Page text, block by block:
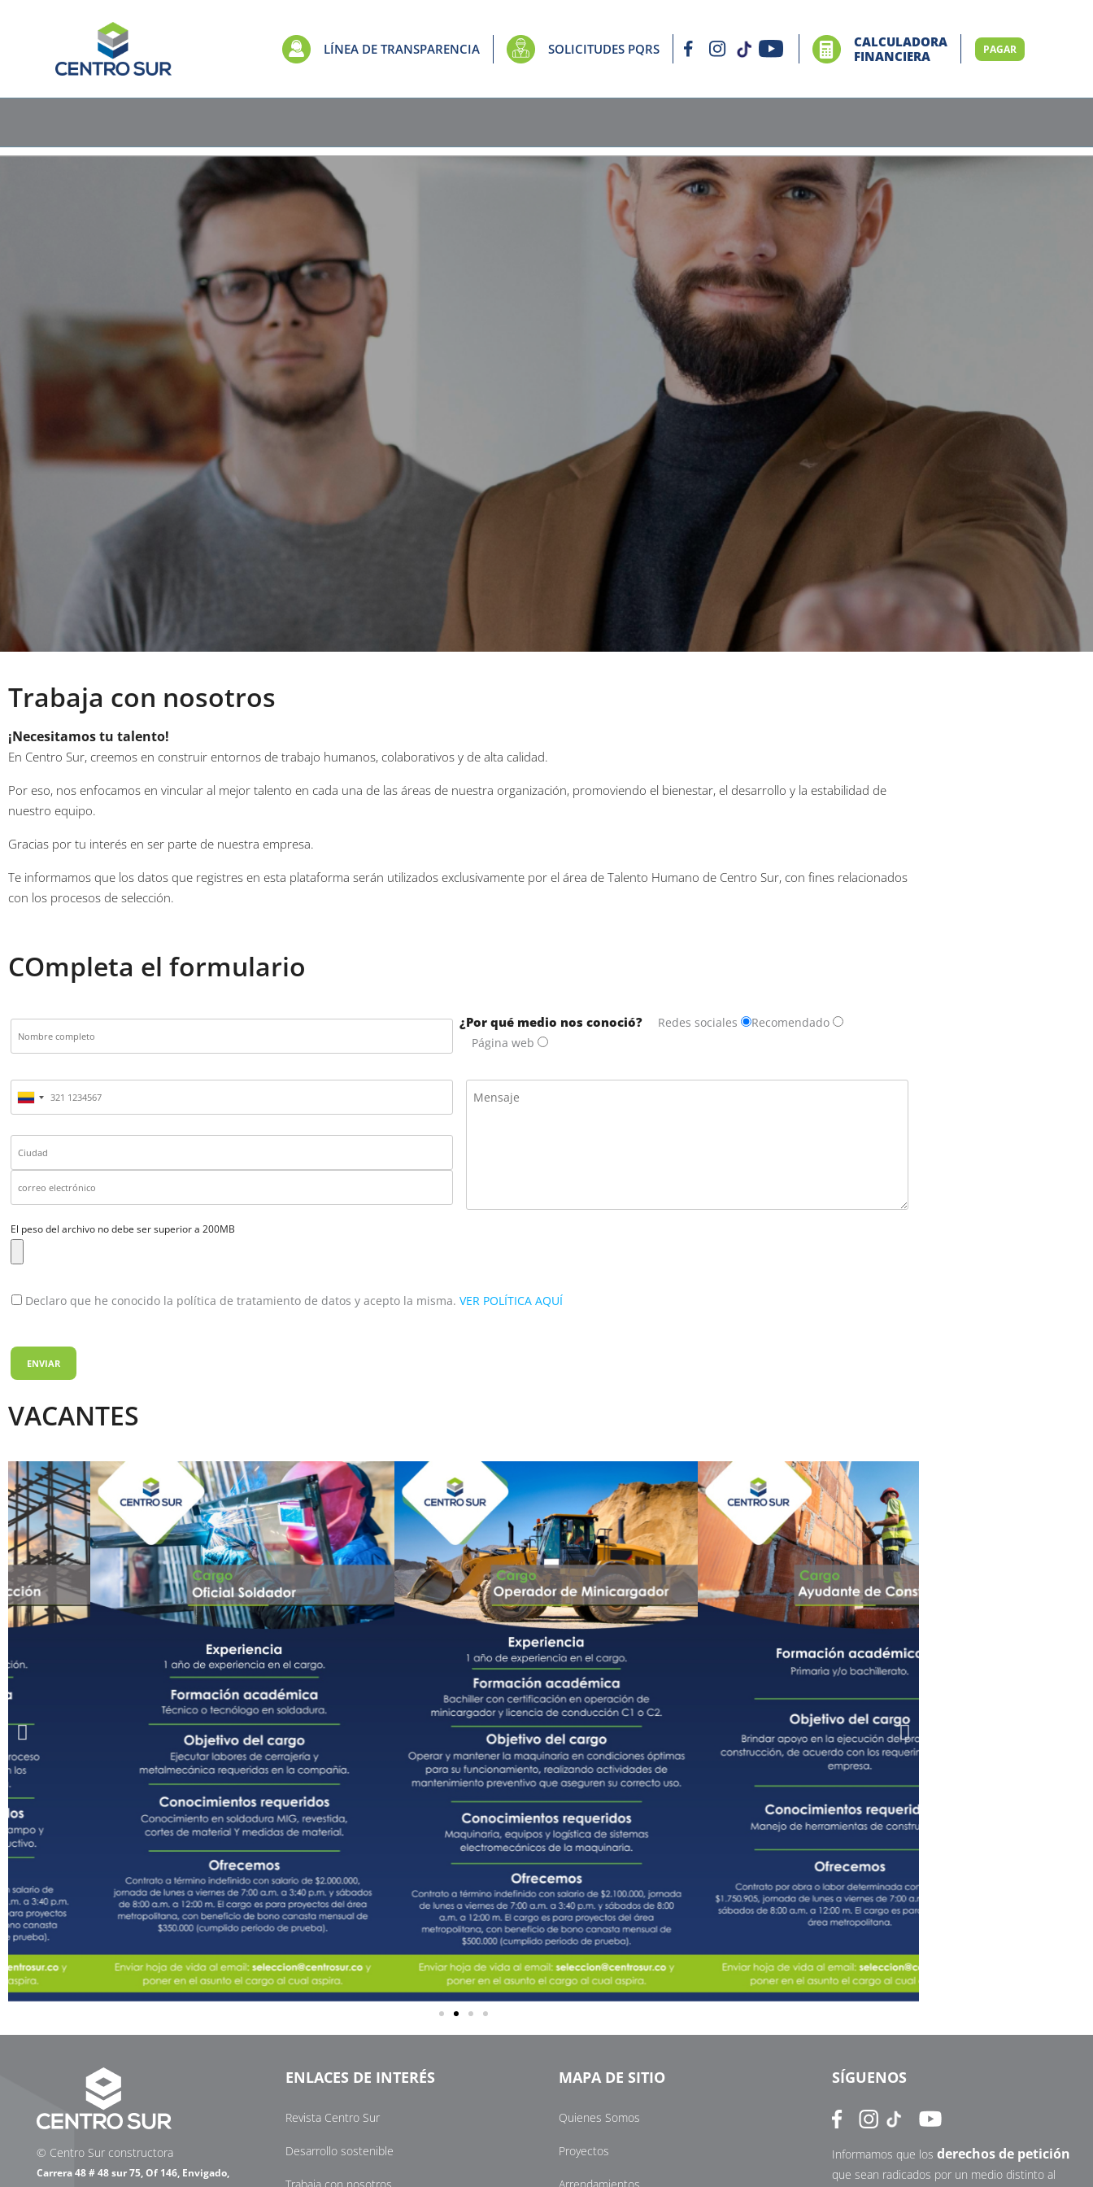
LÍNEA DE TRANSPARENCIA SOLICITUDES PQRS
CALCULADORA
FINANCIERA
PAGAR
Trabaja con nosotros
¡Necesitamos tu talento!
En Centro Sur, creemos en construir entornos de trabajo humanos, colaborativos y de alta calidad.
Por eso, nos enfocamos en vincular al mejor talento en cada una de las áreas de nuestra organización, promoviendo el bienestar, el desarrollo y la estabilidad de
nuestro equipo.
Gracias por tu interés en ser parte de nuestra empresa.
Te informamos que los datos que registres en esta plataforma serán utilizados exclusivamente por el área de Talento Humano de Centro Sur, con fines relacionados
con los procesos de selección.
COmpleta el formulario
¿Por qué medio nos conoció? Redes sociales
Recomendado
Página web
El peso del archivo no debe ser superior a 200MB
Declaro que he conocido la política de tratamiento de datos y acepto la misma. VER POLÍTICA AQUÍ
VACANTES
© Centro Sur constructora
Carrera 48 # 48 sur 75, Of 146, Envigado,
ENLACES DE INTERÉS
Revista Centro Sur
Desarrollo sostenible
Trabaja con nosotros
MAPA DE SITIO
Quienes Somos
Proyectos
Arrendamientos
SÍGUENOS
Informamos que los derechos de petición
que sean radicados por un medio distinto al